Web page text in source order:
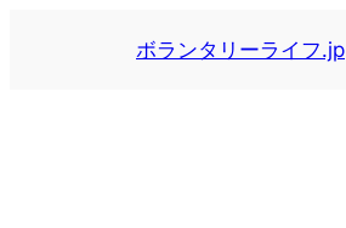
ボランタリーライフ.jp